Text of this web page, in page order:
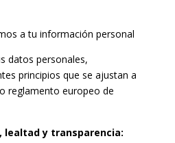
a tu información personal
datos personales,
principios que se ajustan a
reglamento europeo de
lealtad y transparencia: